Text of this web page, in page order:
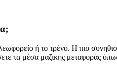
ή το τρένο. Η πιο
τα μέσα μαζικής μεταφοράς